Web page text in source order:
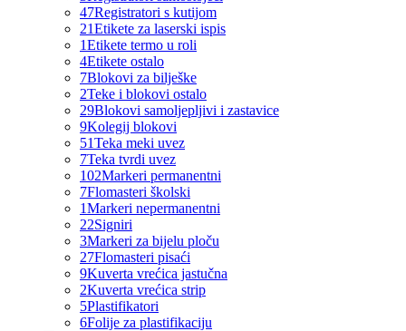
47Registratori s kutijom
21Etikete za laserski ispis
1Etikete termo u roli
4Etikete ostalo
7Blokovi za bilješke
2Teke i blokovi ostalo
29Blokovi samoljepljivi i zastavice
9Kolegij blokovi
51Teka meki uvez
7Teka tvrdi uvez
102Markeri permanentni
7Flomasteri školski
1Markeri nepermanentni
22Signiri
3Markeri za bijelu ploču
27Flomasteri pisaći
9Kuverta vrećica jastučna
2Kuverta vrećica strip
5Plastifikatori
6Folije za plastifikaciju